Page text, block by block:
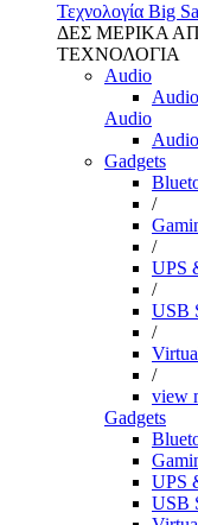
Τεχνολογία Big
ΔΕΣ ΜΕΡΙΚΑ
ΤΕΧΝΟΛΟΓΙΑ
Audio
Audio
Gadgets
/
/
UPS
/
USB
/
/
view
Gadgets
UPS
USB